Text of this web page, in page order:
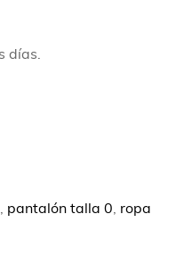
días.
, pantalón talla 0, ropa